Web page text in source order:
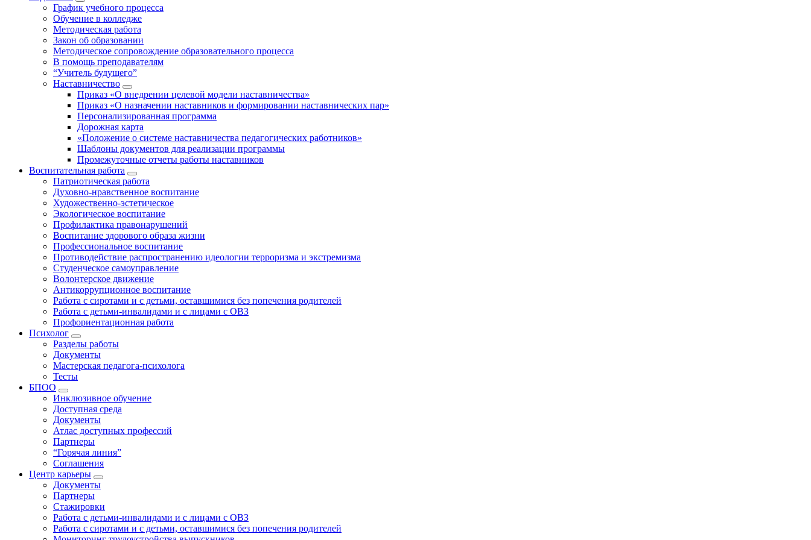
График учебного процесса
Обучение в колледже
Методическая работа
Закон об образовании
Методическое сопровождение образовательного процесса
В помощь преподавателям
“Учитель будущего”
Наставничество
Приказ «О внедрении целевой модели наставничества»
Приказ «О назначении наставников и формировании наставнических пар»
Персонализированная программа
Дорожная карта
«Положение о системе наставничества педагогических работников»
Шаблоны документов для реализации программы
Промежуточные отчеты работы наставников
Воспитательная работа
Патриотическая работа
Духовно-нравственное воспитание
Художественно-эстетическое
Экологическое воспитание
Профилактика правонарушений
Воспитание здорового образа жизни
Профессиональное воспитание
Противодействие распространению идеологии терроризма и экстремизма
Студенческое самоуправление
Волонтерское движение
Антикоррупционное воспитание
Работа с сиротами и с детьми, оставшимися без попечения родителей
Работа с детьми-инвалидами и с лицами с ОВЗ
Профориентационная работа
Психолог
Разделы работы
Документы
Мастерская педагога-психолога
Тесты
БПОО
Инклюзивное обучение
Доступная среда
Документы
Атлас доступных профессий
Партнеры
“Горячая линия”
Соглашения
Центр карьеры
Документы
Партнеры
Стажировки
Работа с детьми-инвалидами и с лицами с ОВЗ
Работа с сиротами и с детьми, оставшимися без попечения родителей